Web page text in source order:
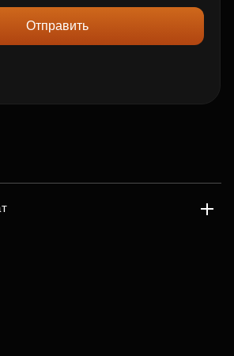
Отправить